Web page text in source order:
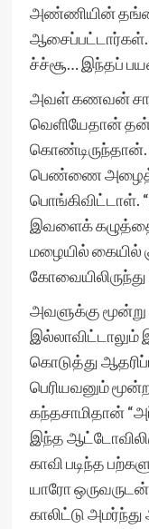
அண்ணியின்
ச்ச்சூ… இந்தப்
அவள் கணவன்
வெளியேதான்
கொண்டிருந்தான்.
பெண்ணை
பொங்கிவிட்டாள்.
இவளைக்
மழையில் கையில்
கோவையிலிருந்து
அவளுக்கு
கொடுத்து
பெரியவனும்
கந்தசாமிதான்
இந்த
காவி படிந்த
யாரோ
காலிட்டு அமர்ந்து